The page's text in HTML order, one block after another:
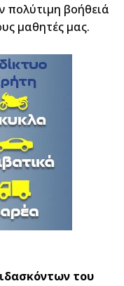
πολύτιμη βοήθειά
μαθητές μας.
του